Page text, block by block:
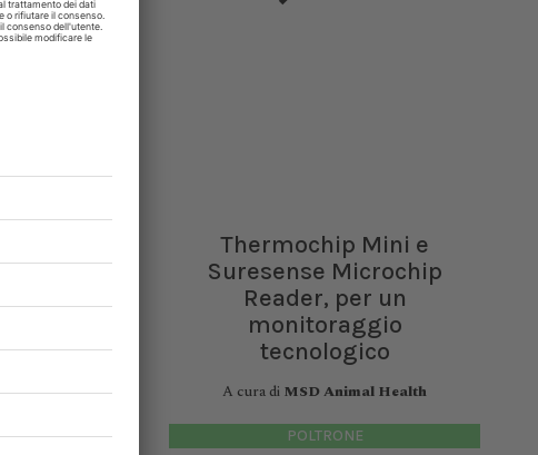
Thermochip Mini e
Suresense Microchip
Reader, per un
monitoraggio
tecnologico
A cura di MSD Animal Health
POLTRONE